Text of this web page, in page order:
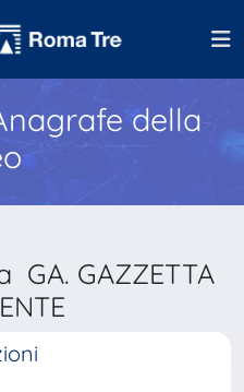
della
GA. GAZZETTA